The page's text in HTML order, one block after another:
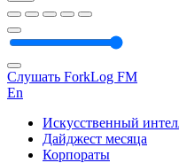
Слушать ForkLog FM
En
Искусственный
Дайджест месяца
Корпораты